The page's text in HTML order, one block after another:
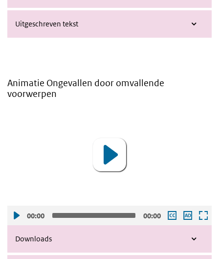
Uitgeschreven tekst
Animatie Ongevallen door omvallende
voorwerpen
00:00 00:00
Downloads